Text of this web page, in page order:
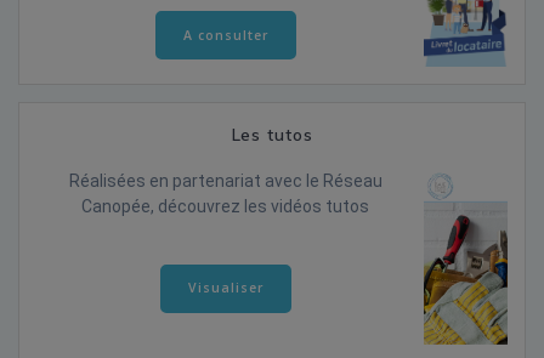
A consulter
Les tutos
Réalisées en partenariat avec le Réseau
Canopée, découvrez les vidéos tutos
Visualiser